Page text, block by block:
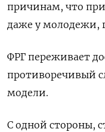
причинам, что
даже у молодежи,
ФРГ переживает
противоречивый
модели.
С одной стороны,